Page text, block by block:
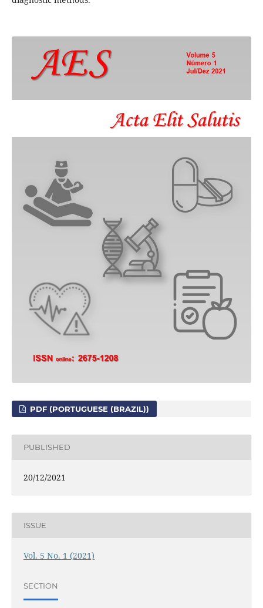
PDF (PORTUGUESE (BRAZIL))
PUBLISHED
20/12/2021
ISSUE
Vol. 5 No. 1 (2021)
SECTION